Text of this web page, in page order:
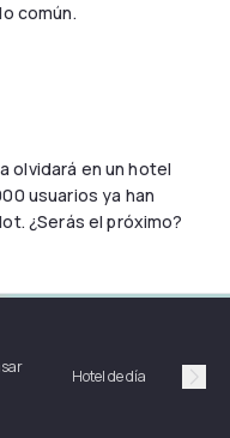
común.
olvidará en un hotel
usuarios ya han
¿Serás el próximo?
Hotel de día